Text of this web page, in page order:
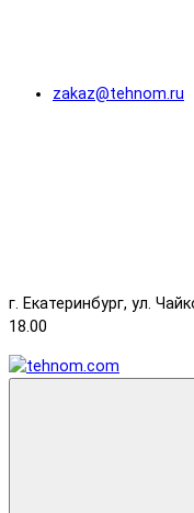
zakaz@tehnom.ru
г. Екатеринбург, ул.
18.00